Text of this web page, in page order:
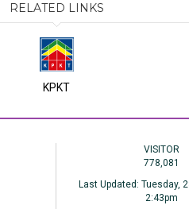
RELATED LINKS
KPKT
VISITOR
778,081
Last Updated: Tuesday,
2:43pm